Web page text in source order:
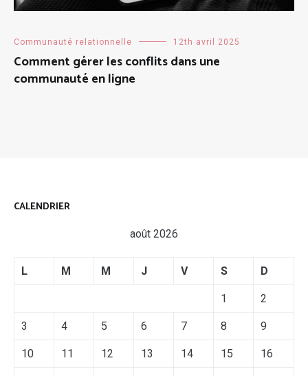
Communauté relationnelle 12th avril 2025
Comment gérer les conflits dans une
communauté en ligne
CALENDRIER
août 2026
L M M J V S D
1 2
3 4 5 6 7 8 9
10 11 12 13 14 15 16